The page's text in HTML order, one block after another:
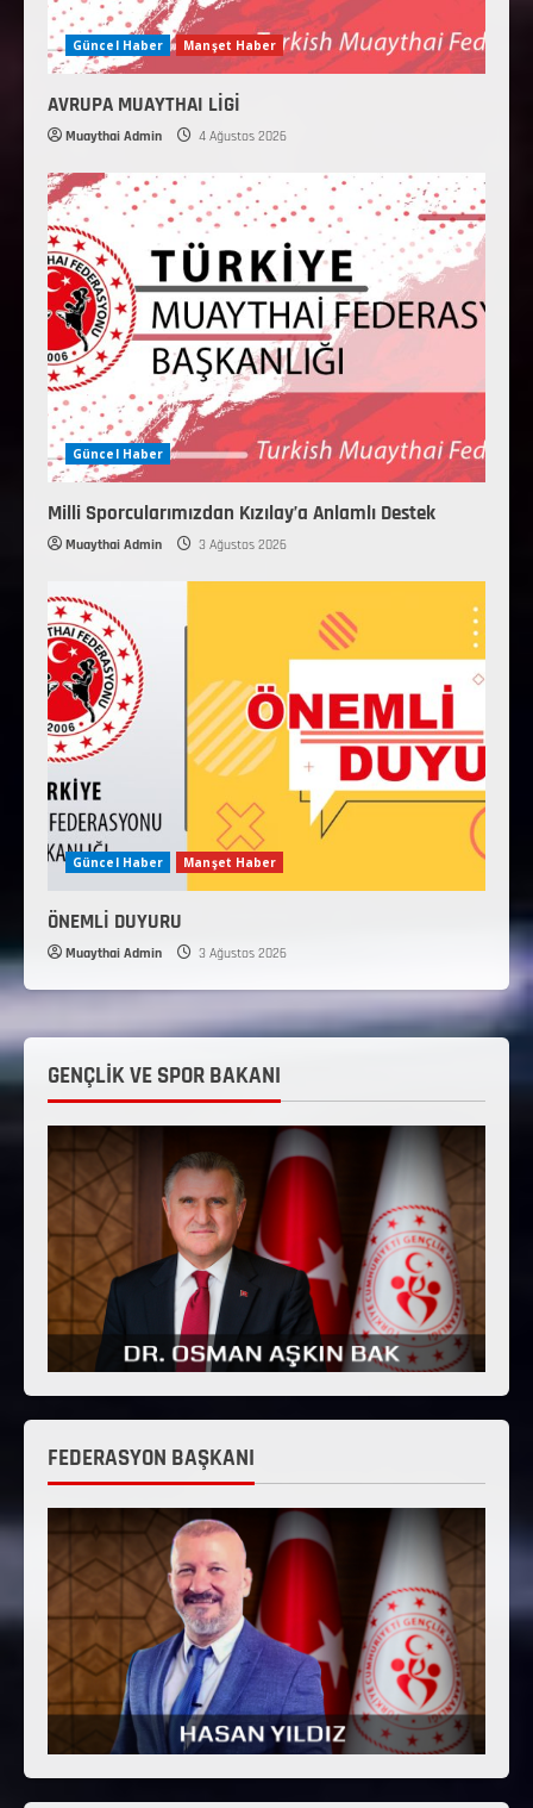
Güncel Haber Manşet Haber
AVRUPA MUAYTHAI LİGİ
Muaythai Admin 4 Ağustos 2026
Güncel Haber
Milli Sporcularımızdan Kızılay’a Anlamlı Destek
Muaythai Admin 3 Ağustos 2026
Güncel Haber Manşet Haber
ÖNEMLİ DUYURU
Muaythai Admin 3 Ağustos 2026
GENÇLİK VE SPOR BAKANI
FEDERASYON BAŞKANI